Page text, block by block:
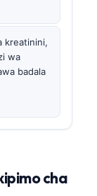
kreatinini,
wa
badala
cha